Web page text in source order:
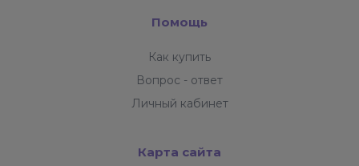
Помощь
Как купить
Вопрос - ответ
Личный кабинет
Карта сайта